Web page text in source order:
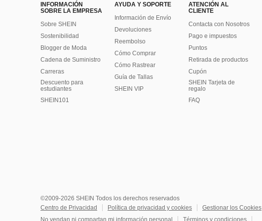
INFORMACIÓN
SOBRE LA EMPRESA
Sobre SHEIN
Sostenibilidad
Blogger de Moda
Cadena de Suministro
Carreras
Descuento para
estudiantes
SHEIN101
AYUDA Y SOPORTE
Información de Envío
Devoluciones
Reembolso
Cómo Comprar
Cómo Rastrear
Guía de Tallas
SHEIN VIP
ATENCIÓN AL
CLIENTE
Contacta con Nosotros
Pago e impuestos
Puntos
Retirada de productos
Cupón
SHEIN Tarjeta de
regalo
FAQ
©2009-2026 SHEIN Todos los derechos reservados
Centro de Privacidad
Política de privacidad y cookies
Gestionar los Cookies
No vendan ni compartan mi información personal
Términos y condiciones